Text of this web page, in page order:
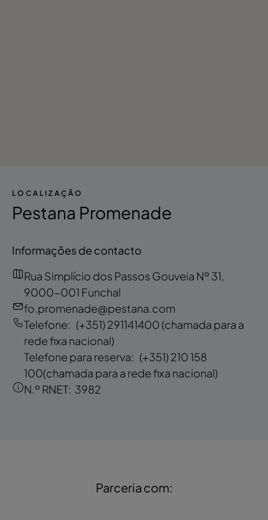
LOCALIZAÇÃO
Pestana Promenade
Informações de contacto
Rua Simplício dos Passos Gouveia Nº 31,
9000-001 Funchal
fo.promenade@pestana.com
Telefone: (+351) 291141400 (chamada para a
rede fixa nacional)
Telefone para reserva: (+351) 210 158
100(chamada para a rede fixa nacional)
N.º RNET: 3982
Parceria com: